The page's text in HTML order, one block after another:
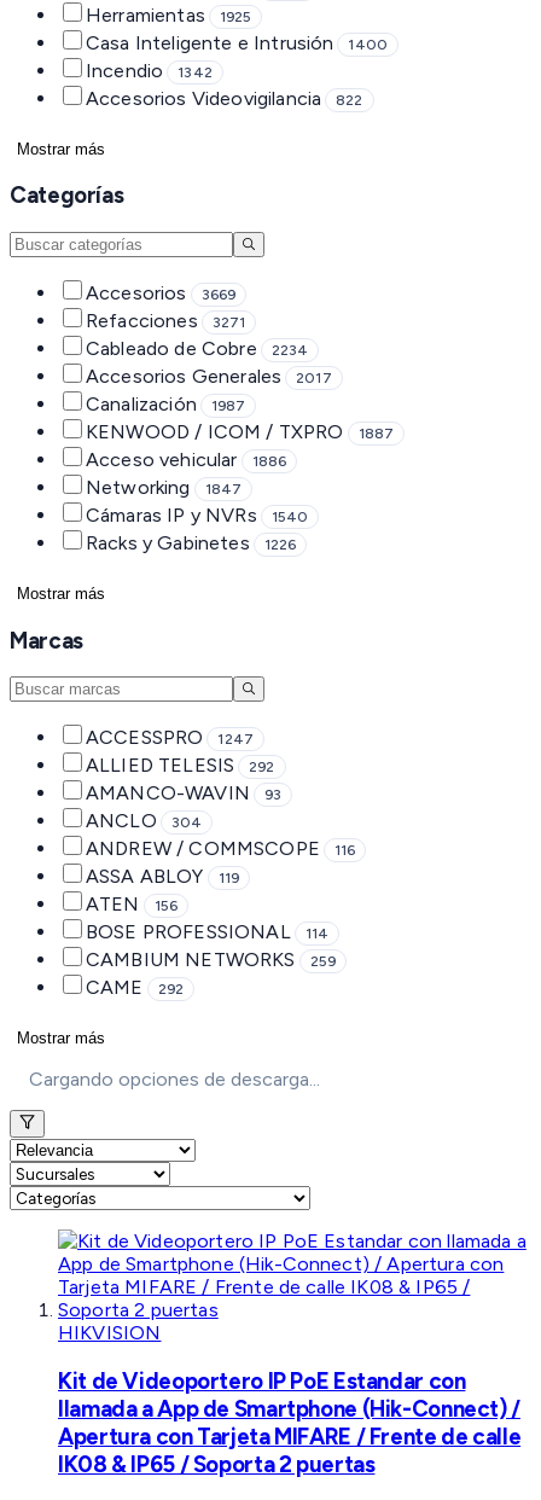
Herramientas 1925
Casa Inteligente e Intrusión 1400
Incendio 1342
Accesorios Videovigilancia 822
Mostrar más
Categorías
Accesorios 3669
Refacciones 3271
Cableado de Cobre 2234
Accesorios Generales 2017
Canalización 1987
KENWOOD / ICOM / TXPRO 1887
Acceso vehicular 1886
Networking 1847
Cámaras IP y NVRs 1540
Racks y Gabinetes 1226
Mostrar más
Marcas
ACCESSPRO 1247
ALLIED TELESIS 292
AMANCO-WAVIN 93
ANCLO 304
ANDREW / COMMSCOPE 116
ASSA ABLOY 119
ATEN 156
BOSE PROFESSIONAL 114
CAMBIUM NETWORKS 259
CAME 292
Mostrar más
Cargando opciones de descarga...
HIKVISION
Kit de Videoportero IP PoE Estandar con
llamada a App de Smartphone (Hik-Connect) /
Apertura con Tarjeta MIFARE / Frente de calle
IK08 & IP65 / Soporta 2 puertas